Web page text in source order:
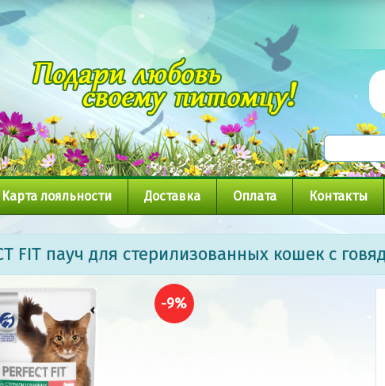
Карта лояльности Доставка Оплата Контакты
FIT пауч для стерилизованных кошек с
-9%